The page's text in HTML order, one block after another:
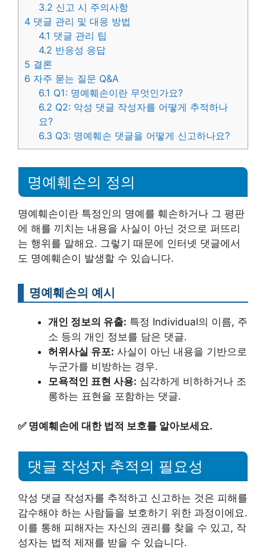
3.2 신고 시 주의사항
4 댓글 관리 및 대응 방법
4.1 댓글 관리 팁
4.2 반응성 응답
5 결론
6 자주 묻는 질문 Q&A
6.1 Q1: 명예훼손이란 무엇인가요?
6.2 Q2: 악성 댓글 작성자를 어떻게 추적하나
요?
6.3 Q3: 명예훼손 댓글을 어떻게 신고하나요?
명예훼손의 정의
명예훼손이란 특정인의 명예를 훼손하거나 그 평판
에 해를 끼치는 내용을 사실이 아닌 것으로 퍼뜨리
는 행위를 말해요. 그렇기 때문에 인터넷 댓글에서
도 명예훼손이 발생할 수 있습니다.
명예훼손의 예시
개인 정보의 유출: 특정 Individual의 이름, 주
소 등의 개인 정보를 담은 댓글.
허위사실 유포: 사실이 아닌 내용을 기반으로
누군가를 비방하는 경우.
모욕적인 표현 사용: 심각하게 비하하거나 조
롱하는 표현을 포함하는 댓글.
✅ 명예훼손에 대한 법적 보호를 알아보세요.
댓글 작성자 추적의 필요성
악성 댓글 작성자를 추적하고 신고하는 것은 피해를
감수해야 하는 사람들을 보호하기 위한 과정이에요.
이를 통해 피해자는 자신의 권리를 찾을 수 있고, 작
성자는 법적 제재를 받을 수 있습니다.